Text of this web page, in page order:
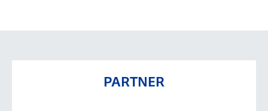
PARTNER